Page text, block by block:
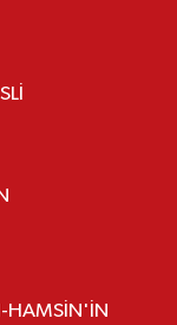
HAMSİN'İN